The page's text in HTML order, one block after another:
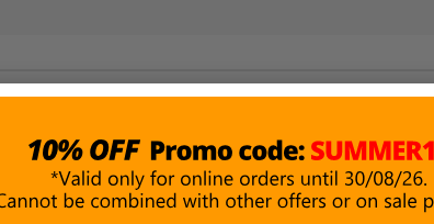
&
ΔΟΜΙΚΑ ΥΛΙΚΑ
& ΣΤΕΓΑΝΩΣΗ
ΥΔΡΑΥΛΙΚΑ